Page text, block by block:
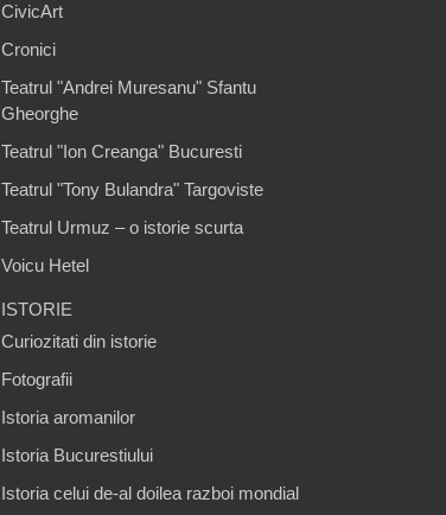
CivicArt
Cronici
Teatrul "Andrei Muresanu" Sfantu
Gheorghe
Teatrul "Ion Creanga" Bucuresti
Teatrul "Tony Bulandra" Targoviste
Teatrul Urmuz – o istorie scurta
Voicu Hetel
ISTORIE
Curiozitati din istorie
Fotografii
Istoria aromanilor
Istoria Bucurestiului
Istoria celui de-al doilea razboi mondial